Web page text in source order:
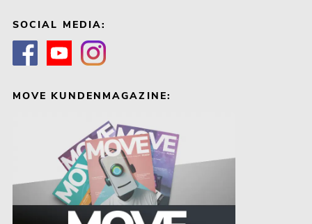
SOCIAL MEDIA:
MOVE KUNDENMAGAZINE: